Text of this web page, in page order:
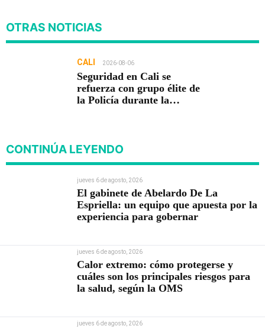
OTRAS NOTICIAS
CALI 2026-08-06
Seguridad en Cali se
refuerza con grupo élite de
la Policía durante la
CONTINÚA LEYENDO
jueves 6 de agosto, 2026
El gabinete de Abelardo De La
Espriella: un equipo que apuesta por la
experiencia para gobernar
jueves 6 de agosto, 2026
Calor extremo: cómo protegerse y
cuáles son los principales riesgos para
la salud, según la OMS
jueves 6 de agosto, 2026